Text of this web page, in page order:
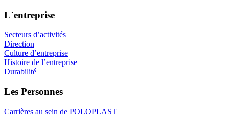
L`entreprise
Secteurs d’activités
Direction
Culture d’entreprise
Histoire de l’entreprise
Durabilité
Les Personnes
Carrières au sein de POLOPLAST